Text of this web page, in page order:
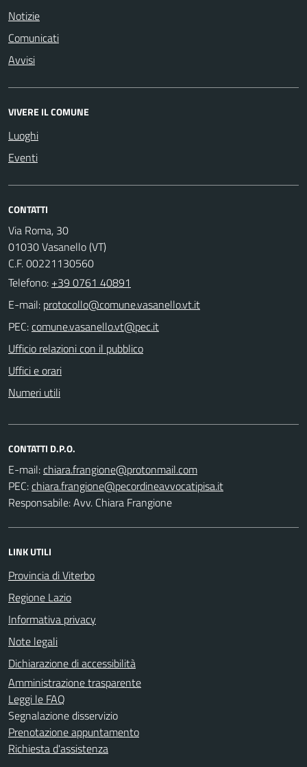
Notizie
Comunicati
Avvisi
VIVERE IL COMUNE
Luoghi
Eventi
CONTATTI
Via Roma, 30
01030 Vasanello (VT)
C.F. 00221130560
Telefono: +39 0761 40891
E-mail:
PEC:
Ufficio relazioni con il pubblico
Uffici e orari
Numeri utili
CONTATTI D.P.O.
E-mail:
PEC:
Responsabile: Avv. Chiara Frangione
LINK UTILI
Provincia di Viterbo
Regione Lazio
Informativa privacy
Note legali
Dichiarazione di accessibilità
Amministrazione trasparente
Leggi le FAQ
Segnalazione disservizio
Prenotazione appuntamento
Richiesta d'assistenza